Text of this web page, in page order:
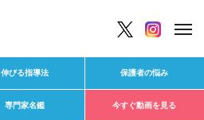
伸びる指導法 保護者の悩み
専門家名鑑 今すぐ動画を見る